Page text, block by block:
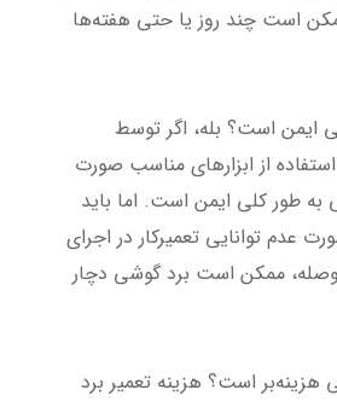
است چند روز یا حتی هفته‌ها
ایمن است؟ بله، اگر توسط
استفاده از ابزارهای مناسب صورت
به طور کلی ایمن است. اما باید
عدم توانایی تعمیرکار در اجرای
ممکن است برد گوشی دچار
هزینه‌بر است؟ هزینه تعمیر برد